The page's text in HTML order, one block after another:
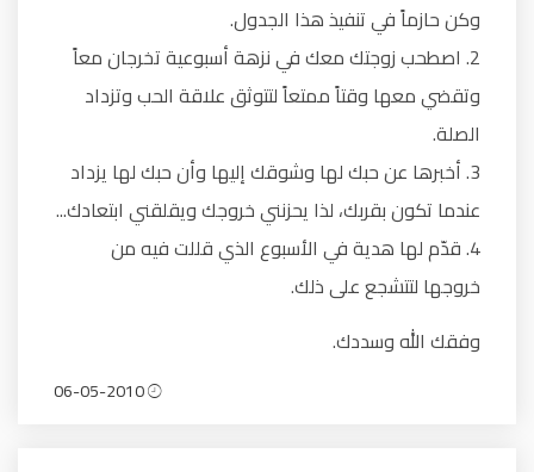
وكن حازماً في تنفيذ هذا الجدول.
2. اصطحب زوجتك معك في نزهة أسبوعية تخرجان معاً
وتقضي معها وقتاً ممتعاً لتتوثق علاقة الحب وتزداد
الصلة.
3. أخبرها عن حبك لها وشوقك إليها وأن حبك لها يزداد
عندما تكون بقربك، لذا يحزنني خروجك ويقلقني ابتعادك...
4. قدّم لها هدية في الأسبوع الذي قللت فيه من
خروجها لتتشجع على ذلك.
وفقك الله وسددك.